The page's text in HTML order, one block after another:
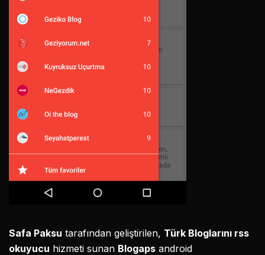
Safa Paksu tarafından geliştirilen, Türk Bloglarını rss
okuyucu hizmeti sunan Blogaps android